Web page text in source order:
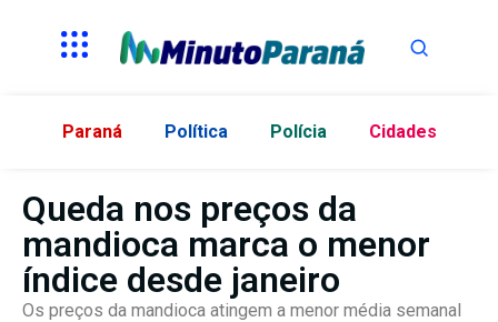
Paraná Política Polícia Cidades
Queda nos preços da
mandioca marca o menor
índice desde janeiro
Os preços da mandioca atingem a menor média semanal